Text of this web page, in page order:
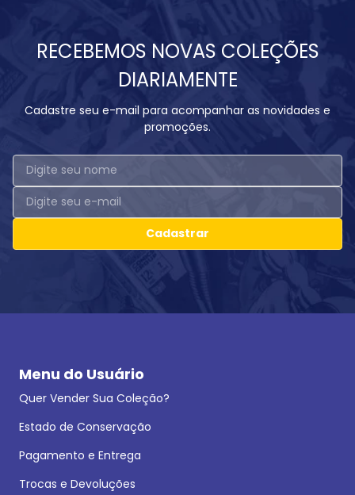
RECEBEMOS NOVAS COLEÇÕES
DIARIAMENTE
Cadastre seu e-mail para acompanhar as novidades e
promoções.
Cadastrar
Menu do Usuário
Quer Vender Sua Coleção?
Estado de Conservação
Pagamento e Entrega
Trocas e Devoluções